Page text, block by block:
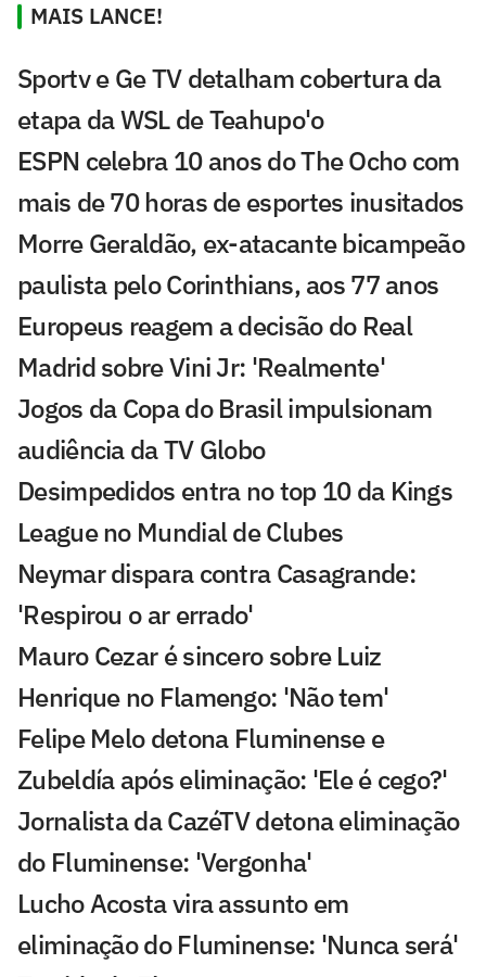
MAIS LANCE!
Sportv e Ge TV detalham cobertura da
etapa da WSL de Teahupo'o
ESPN celebra 10 anos do The Ocho com
mais de 70 horas de esportes inusitados
Morre Geraldão, ex-atacante bicampeão
paulista pelo Corinthians, aos 77 anos
Europeus reagem a decisão do Real
Madrid sobre Vini Jr: 'Realmente'
Jogos da Copa do Brasil impulsionam
audiência da TV Globo
Desimpedidos entra no top 10 da Kings
League no Mundial de Clubes
Neymar dispara contra Casagrande:
'Respirou o ar errado'
Mauro Cezar é sincero sobre Luiz
Henrique no Flamengo: 'Não tem'
Felipe Melo detona Fluminense e
Zubeldía após eliminação: 'Ele é cego?'
Jornalista da CazéTV detona eliminação
do Fluminense: 'Vergonha'
Lucho Acosta vira assunto em
eliminação do Fluminense: 'Nunca será'